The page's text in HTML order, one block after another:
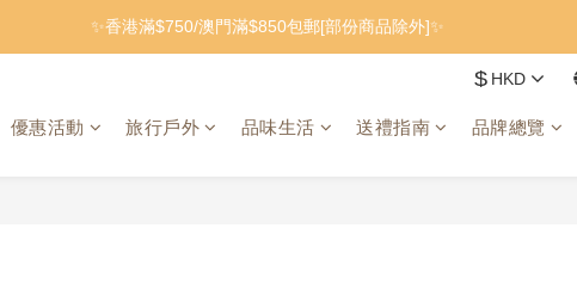
✨香港滿$750/澳門滿$850包郵[部份商品除外]✨
$ HKD
優惠活動 旅行戶外 品味生活 送禮指南 品牌總覽